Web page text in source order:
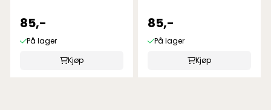
85,-
På lager
Kjøp
85,-
På lager
Kjøp